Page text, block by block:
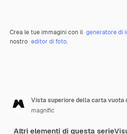
Crea le tue immagini con il generatore di
nostro editor di foto.
Vista superiore della carta vuota
magnific
Altri elementi di questa serie